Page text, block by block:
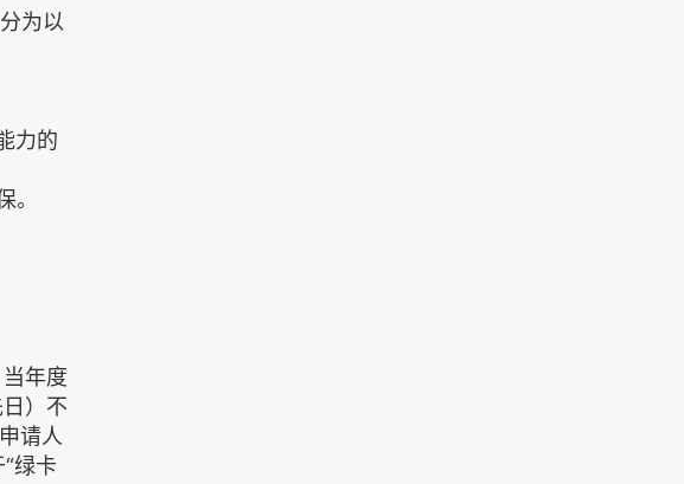
为以
力的
。
年度
）不
请人
绿卡